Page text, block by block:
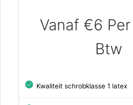
Vanaf €6
Btw
Kwaliteit schrobklasse 1 latex